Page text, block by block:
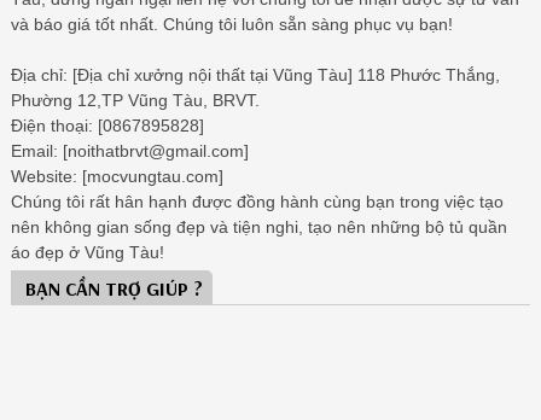
và báo giá tốt nhất. Chúng tôi luôn sẵn sàng phục vụ bạn!
Địa chỉ: [Địa chỉ xưởng nội thất tại Vũng Tàu] 118 Phước Thắng,
Phường 12,TP Vũng Tàu, BRVT.
Điện thoại: [0867895828]
Email: [noithatbrvt@gmail.com]
Website: [mocvungtau.com]
Chúng tôi rất hân hạnh được đồng hành cùng bạn trong việc tạo
nên không gian sống đẹp và tiện nghi, tạo nên những bộ tủ quần
áo đẹp ở Vũng Tàu!
BẠN CẦN TRỢ GIÚP ?